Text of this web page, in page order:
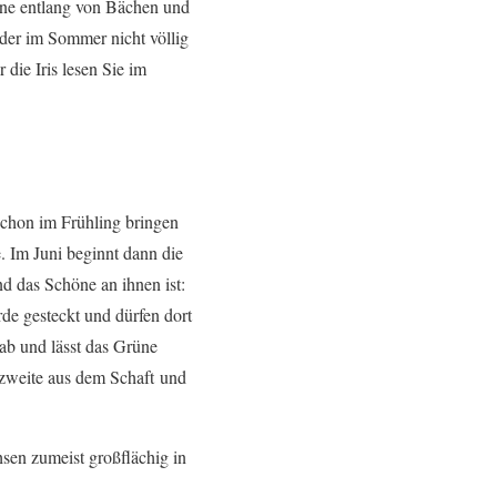
entlang von Bächen und
im Sommer nicht völlig
die Iris lesen Sie im
im Frühling bringen
Im Juni beginnt dann die
das Schöne an ihnen ist:
gesteckt und dürfen dort
und lässt das Grüne
aus dem Schaft und
zumeist großflächig in